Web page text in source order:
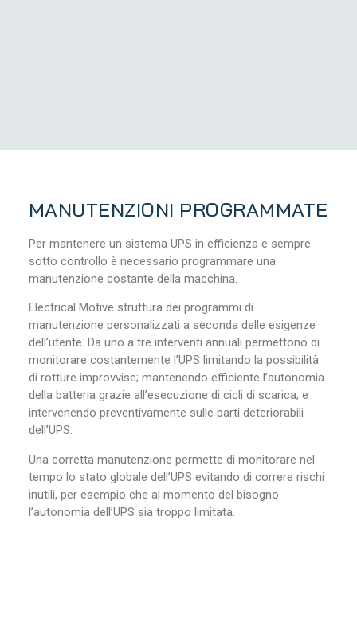
MANUTENZIONI PROGRAMMATE
Per mantenere un sistema UPS in efficienza e sempre
sotto controllo è necessario programmare una
manutenzione costante della macchina.
Electrical Motive struttura dei programmi di
manutenzione personalizzati a seconda delle esigenze
dell’utente. Da uno a tre interventi annuali permettono di
monitorare costantemente l’UPS limitando la possibilità
di rotture improvvise; mantenendo efficiente l’autonomia
della batteria grazie all’esecuzione di cicli di scarica; e
intervenendo preventivamente sulle parti deteriorabili
dell’UPS.
Una corretta manutenzione permette di monitorare nel
tempo lo stato globale dell’UPS evitando di correre rischi
inutili, per esempio che al momento del bisogno
l’autonomia dell’UPS sia troppo limitata.